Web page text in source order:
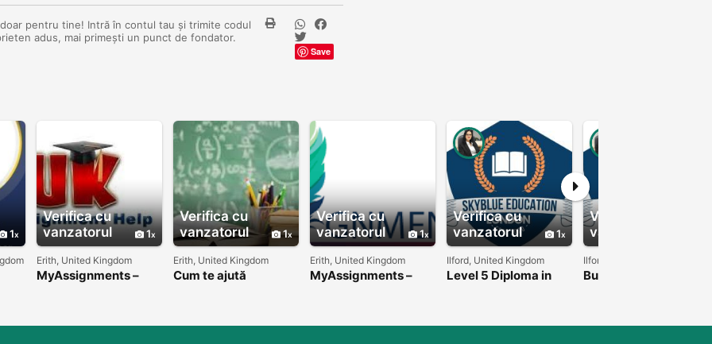
pentru tine! Intră în contul tau și trimite codul
adus, mai primești un punct de fondator.
Save
1
Verifica cu
vanzatorul
1
Erith, United Kingdom
MyAssignments –
Servicii de redactare
studiu
Verifica cu
vanzatorul
1
Erith, United Kingdom
Cum te ajută
Verifica cu
vanzatorul
1
Erith, United Kingdom
MyAssignments –
Ajutor rapid și
Verifica cu
vanzatorul
1
Ilford, United Kingdom
Level 5 Diploma in
Verifica cu
vanzatorul
Ilford, United Kingdom
Business